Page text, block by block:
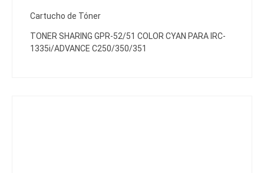
Cartucho de Tóner
TONER SHARING GPR-52/51 COLOR CYAN PARA IRC-
1335i/ADVANCE C250/350/351